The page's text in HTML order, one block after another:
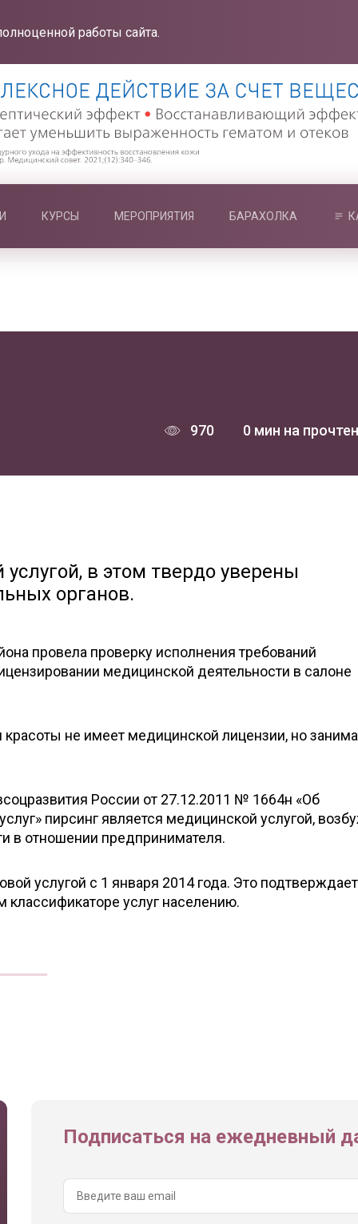
работы сайта.
КУРСЫ МЕРОПРИЯТИЯ БАРАХОЛКА
970 0 мин на
в этом твердо уверены
органов.
провела проверку исполнения требований
медицинской деятельности в салоне
красоты не имеет медицинской лицензии, но
России от 27.12.2011 № 1664н «Об
пирсинг является медицинской услугой,
в отношении предпринимателя.
услугой с 1 января 2014 года. Это
услуг населению.
Подписаться на ежедневный